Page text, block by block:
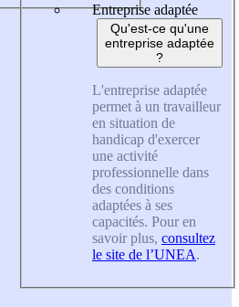
Entreprise adaptée
Qu'est-ce qu'une
entreprise adaptée
?
L'entreprise adaptée
permet à un travailleur
en situation de
handicap d'exercer
une activité
professionnelle dans
des conditions
adaptées à ses
capacités. Pour en
savoir plus, consultez
le site de l’UNEA.